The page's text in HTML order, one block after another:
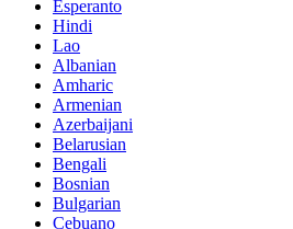
Esperanto
Hindi
Lao
Albanian
Amharic
Armenian
Azerbaijani
Belarusian
Bengali
Bosnian
Bulgarian
Cebuano